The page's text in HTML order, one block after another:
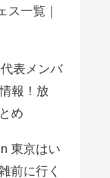
ス一覧｜
表メンバ
報！放
め
東京はい
前に行く